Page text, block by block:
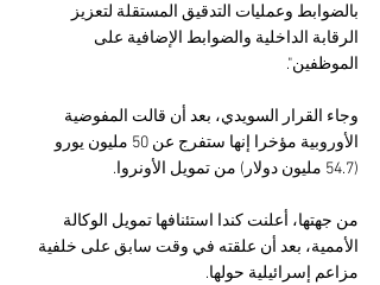
بالضوابط وعمليات التدقيق المستقلة لتعزيز
الرقابة الداخلية والضوابط الإضافية على
الموظفين".
وجاء القرار السويدي، بعد أن قالت المفوضية
الأوروبية مؤخرا إنها ستفرج عن 50 مليون يورو
(54.7 مليون دولار) من تمويل الأونروا.
من جهتها، أعلنت كندا استئنافها تمويل الوكالة
الأممية، بعد أن علقته في وقت سابق على خلفية
مزاعم إسرائيلية حولها.